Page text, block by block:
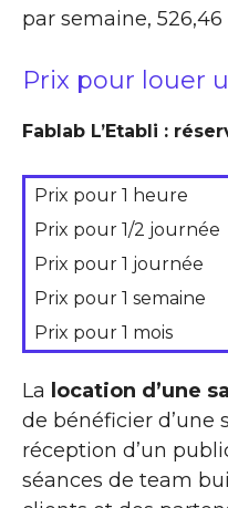
par semaine,
Prix pour louer
Fablab L’Etabli :
Prix pour 1 heure
Prix pour 1/2 journée
Prix pour 1 journée
Prix pour 1 semaine
Prix pour 1 mois
La location d’une
de bénéficier d’une
réception d’un
séances de team